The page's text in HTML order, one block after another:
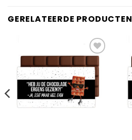
GERELATEERDE PRODUCTEN
Wishlist